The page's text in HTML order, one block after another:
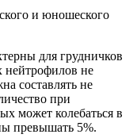
и юношеского
для грудничков
нейтрофилов не
составлять не
при
может колебаться в
превышать 5%.